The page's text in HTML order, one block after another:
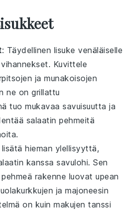
: Täydellinen lisukevenäläiselle
. Kuvittele
jamunakoisojen
ne on grillattu
tuo mukavaa savuisuutta ja
salaatin pehmeitä
.
hieman ylellisyyttä,
kanssasavulohi. Sen
rakenne luovat upean
jamajoneesin
on kuin makujen tanssi